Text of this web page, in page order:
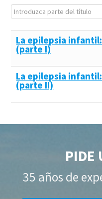
Introduzca parte del título
La epilepsia
(parte I)
La epilepsia
(parte II)
PIDE
35 años de